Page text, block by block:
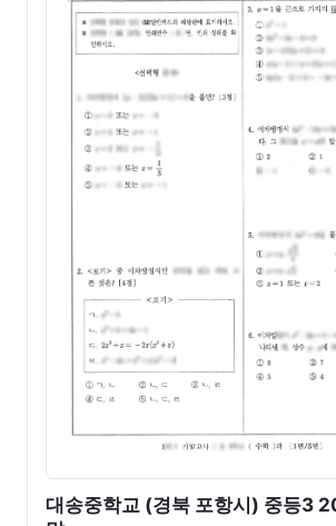
대송중학교 (경북 포항시) 중등3